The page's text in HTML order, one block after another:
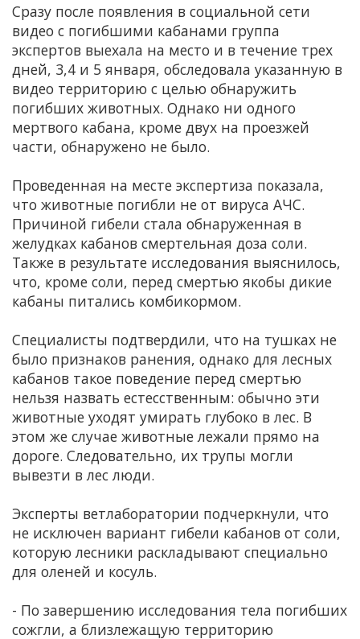
Сразу после появления в социальной сети
видео с погибшими кабанами группа
экспертов выехала на место и в течение трех
дней, 3,4 и 5 января, обследовала указанную в
видео территорию с целью обнаружить
погибших животных. Однако ни одного
мертвого кабана, кроме двух на проезжей
части, обнаружено не было.
Проведенная на месте экспертиза показала,
что животные погибли не от вируса АЧС.
Причиной гибели стала обнаруженная в
желудках кабанов смертельная доза соли.
Также в результате исследования выяснилось,
что, кроме соли, перед смертью якобы дикие
кабаны питались комбикормом.
Специалисты подтвердили, что на тушках не
было признаков ранения, однако для лесных
кабанов такое поведение перед смертью
нельзя назвать естесственным: обычно эти
животные уходят умирать глубоко в лес. В
этом же случае животные лежали прямо на
дороге. Следовательно, их трупы могли
вывезти в лес люди.
Эксперты ветлаборатории подчеркнули, что
не исключен вариант гибели кабанов от соли,
которую лесники раскладывают специально
для оленей и косуль.
- По завершению исследования тела погибших
сожгли, а близлежащую территорию